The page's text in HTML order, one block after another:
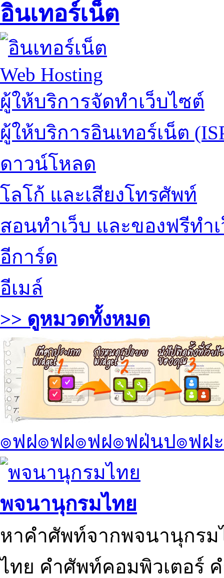
อินเทอร์เน็ต
Web Hosting
ผู้ให้บริการจัดทำเว็บไซต์
ผู้ให้บริการอินเทอร์เน็ต
ดาวน์โหลด
โลโก้ และเสียงโทรศัพท์
สอนทำเว็บ และของฟรีทำ
อีการ์ด
อีเมล์
>> ดูหมวดทั้งหมด
๏ฟฝ๏ฟฝ๏ฟฝ๏ฟฝ่นป๏ฟฝ
พจนานุกรมไทย
หาคำศัพท์จากพจนานุกรม
ไทย คำศัพท์คอมพิวเตอร์